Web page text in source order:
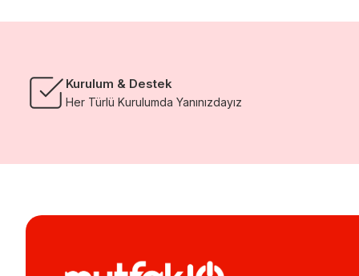
Kurulum & Destek
Her Türlü Kurulumda Yanınızdayız